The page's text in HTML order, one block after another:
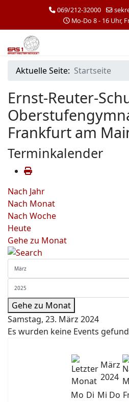
069/212-32000
Mo-Do 8 - 16 Uhr,
Aktuelle Seite: Startseite
Ernst-Reuter-
Frankfurt am
Terminkalender
Nach Jahr
Nach Monat
Nach Woche
Heute
Gehe zu Monat
Gehe zu Monat
Samstag, 23. März 2024
Es wurden keine Events
März
2024
Mo Di Mi Do